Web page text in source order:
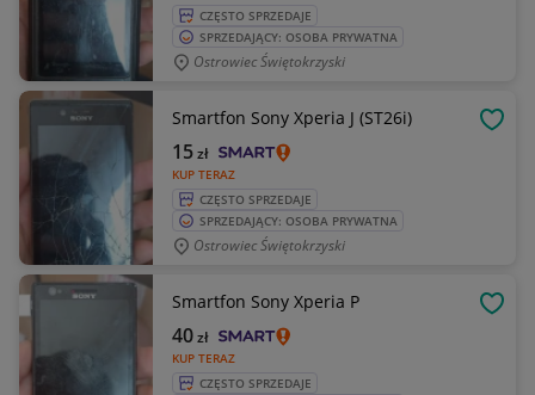
CZĘSTO SPRZEDAJE
SPRZEDAJĄCY: OSOBA PRYWATNA
Ostrowiec Świętokrzyski
Smartfon Sony Xperia J (ST26i)
KUP TERAZ
15zł
CZĘSTO SPRZEDAJE
SPRZEDAJĄCY: OSOBA PRYWATNA
Ostrowiec Świętokrzyski
Smartfon Sony Xperia P
KUP TERAZ
40zł
CZĘSTO SPRZEDAJE